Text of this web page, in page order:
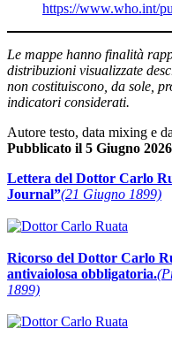
https://www.who.int/
Le mappe hanno finalità
distribuzioni visualizzate
non costituiscono, da sole,
indicatori considerati.
Autore testo, data mixing e
Pubblicato il 5 Giugno
Lettera del Dottor Carlo
Journal”(21 Giugno 1899)
Ricorso del Dottor Carlo
antivaiolosa obbligatoria.
1899)